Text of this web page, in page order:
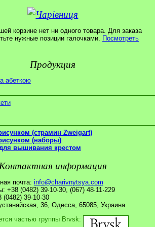
корзине нет ни одного товара. Для заказа
нужные позиции галочками. Посмотреть
Продукция
абеткою
(страмин Zweigart)
(наборы)
вышивания крестом
Контактная информация
почта: info@charivnytsya.com
+38 (0482) 39·10·30, (067) 48·11·229
39·10·30
36, Одесса, 65085, Украина
частью группы Brvsk: